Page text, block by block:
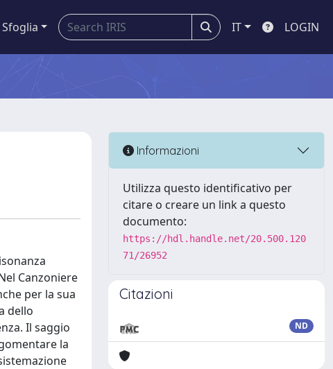
Sfoglia IT LOGIN
Canzoniere
per la sua
dello
Il saggio
la
Informazioni
Utilizza questo identificativo per
citare o creare un link a questo
documento:
https://hdl.handle.net/20.500.120
71/26952
Citazioni
ND